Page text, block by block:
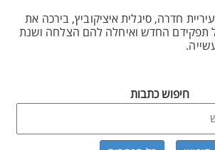
חדרה, סיגלית איציקוביץ, בירכה את
תפקידם החדש ואיחלה להם הצלחה ושנת
חיפוש כתבות